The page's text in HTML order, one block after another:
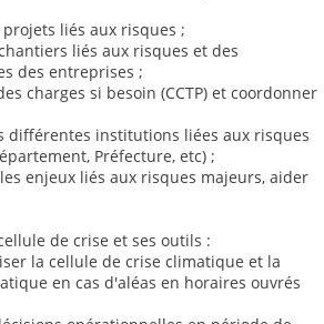
projets liés aux risques ;
liés aux risques et des
des entreprises ;
charges si besoin (CCTP) et coordonner
différentes institutions liées aux risques
Préfecture, etc) ;
enjeux liés aux risques majeurs, aider
de crise et ses outils :
la cellule de crise climatique et la
en cas d'aléas en horaires ouvrés